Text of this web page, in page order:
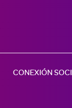
CONEXIÓN